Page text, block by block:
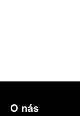
O nás